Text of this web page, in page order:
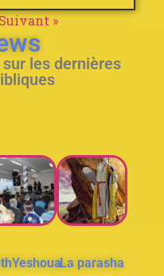
Suivant »
les dernières
La parasha